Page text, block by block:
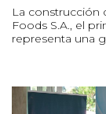
La construcción
Foods S.A., el
representa una